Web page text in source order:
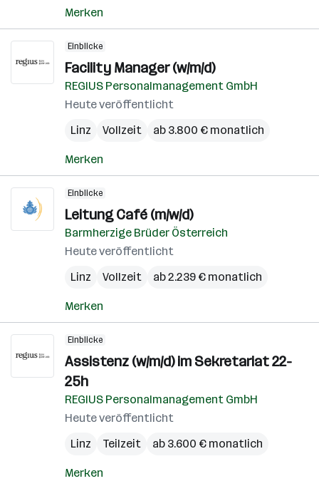
Merken
Einblicke
Facility Manager (w/m/d)
REGIUS Personalmanagement GmbH
Heute veröffentlicht
Linz
Vollzeit ab 3.800 € monatlich
Merken
Einblicke
Leitung Café (m/w/d)
Barmherzige Brüder Österreich
Heute veröffentlicht
Linz
Vollzeit ab 2.239 € monatlich
Merken
Einblicke
Assistenz (w/m/d) im Sekretariat 22-
25h
REGIUS Personalmanagement GmbH
Heute veröffentlicht
Linz
Teilzeit ab 3.600 € monatlich
Merken